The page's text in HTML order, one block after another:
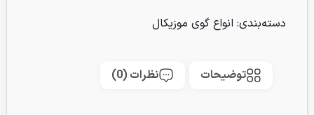
دسته‌بندی: انواع گوی موزیکال
توضیحات نظرات (0)